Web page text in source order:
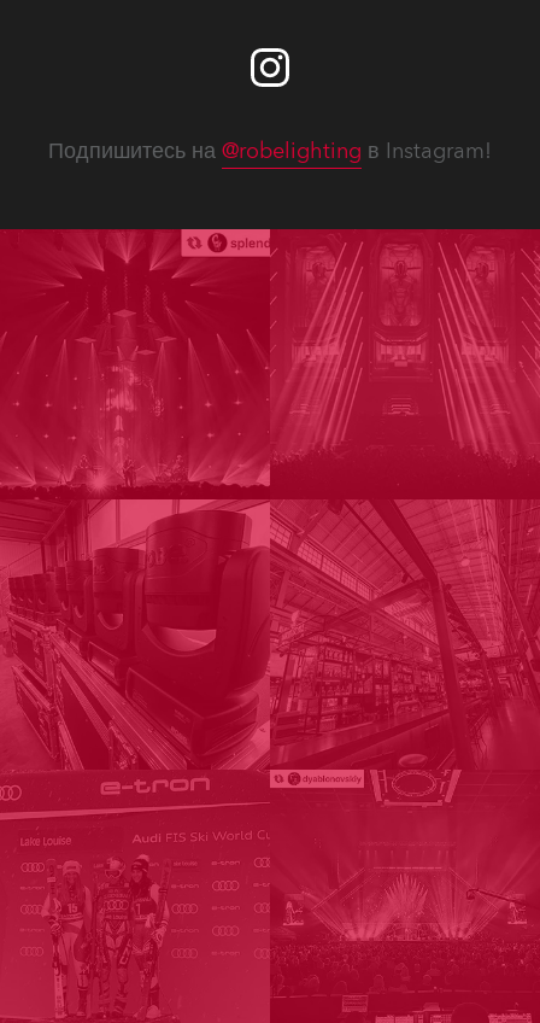
Подпишитесь на @robelighting в Instagram!